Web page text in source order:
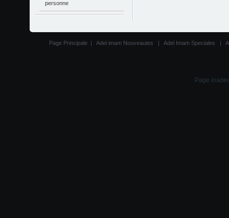
personne
Page Principale | Adel imam Nouveautes | Adel Imam Speciales |
Page